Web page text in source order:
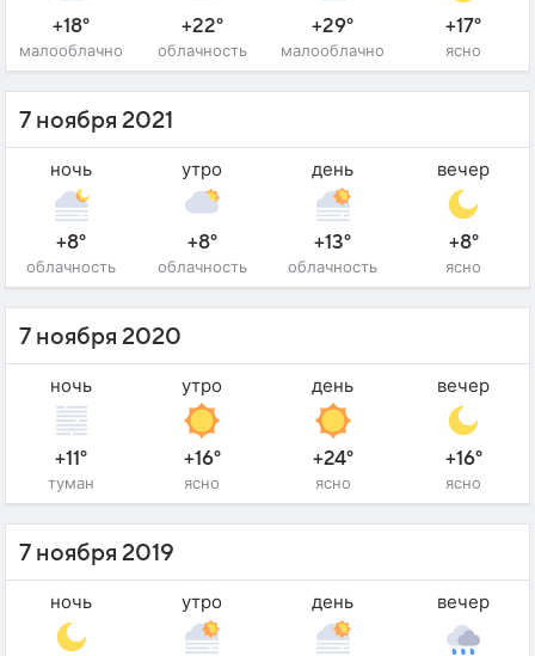
+18°
малооблачно
+22°
облачность
+29°
малооблачно
+17°
ясно
7 ноября 2021
ночь
+8°
облачность
утро
+8°
облачность
день
+13°
облачность
вечер
+8°
ясно
7 ноября 2020
ночь
+11°
туман
утро
+16°
ясно
день
+24°
ясно
вечер
+16°
ясно
7 ноября 2019
ночь утро день вечер